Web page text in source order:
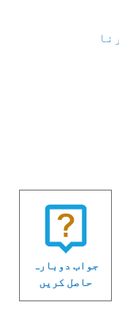
جواب دوبارہ
حاصل کریں